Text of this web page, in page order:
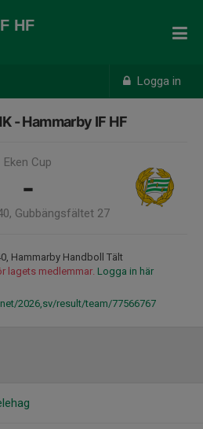
Logga in
HF
- Hammarby IF HF
Eken Cup
-
Gubbängsfältet 27
Hammarby Handboll Tält
lagets medlemmar. Logga in här
2026,sv/result/team/77566767